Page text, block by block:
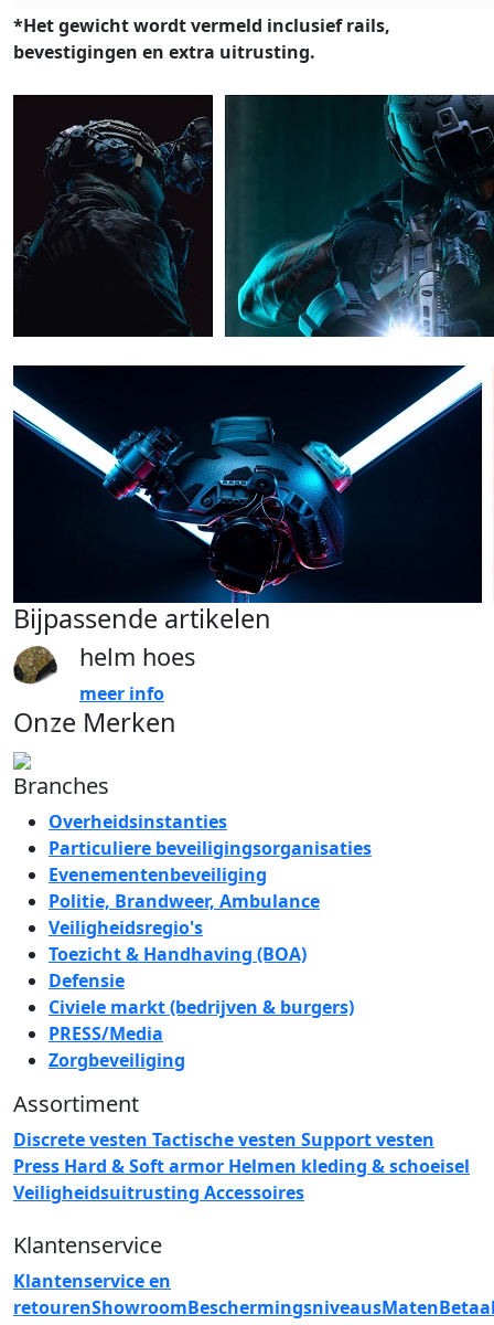
*Het gewicht wordt vermeld inclusief rails,
bevestigingen en extra uitrusting.
Bijpassende artikelen
helm hoes
meer info
Onze Merken
Branches
Overheidsinstanties
Particuliere beveiligingsorganisaties
Evenementenbeveiliging
Politie, Brandweer, Ambulance
Veiligheidsregio's
Toezicht & Handhaving (BOA)
Defensie
Civiele markt (bedrijven & burgers)
PRESS/Media
Zorgbeveiliging
Assortiment
Discrete vesten Tactische vesten Support vesten
Press Hard & Soft armor Helmen kleding & schoeisel
Veiligheidsuitrusting Accessoires
Klantenservice
Klantenservice en
retourenShowroomBeschermingsniveausMaten